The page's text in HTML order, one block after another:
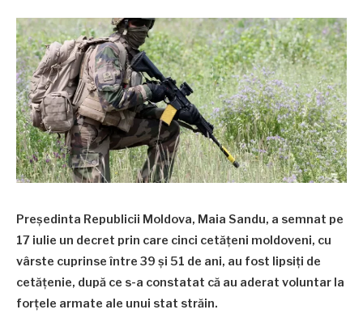
Președinta Republicii Moldova, Maia Sandu, a semnat pe
17 iulie un decret prin care cinci cetățeni moldoveni, cu
vârste cuprinse între 39 și 51 de ani, au fost lipsiți de
cetățenie, după ce s-a constatat că au aderat voluntar la
forțele armate ale unui stat străin.